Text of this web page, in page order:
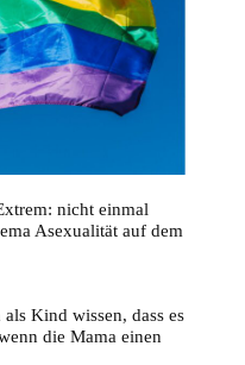
nicht einmal
Asexualität auf dem
Kind wissen, dass es
die Mama einen